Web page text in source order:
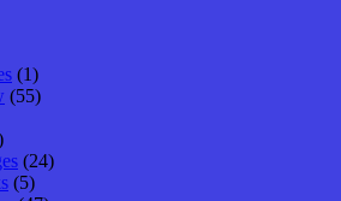
(1)
(55)
(24)
(5)